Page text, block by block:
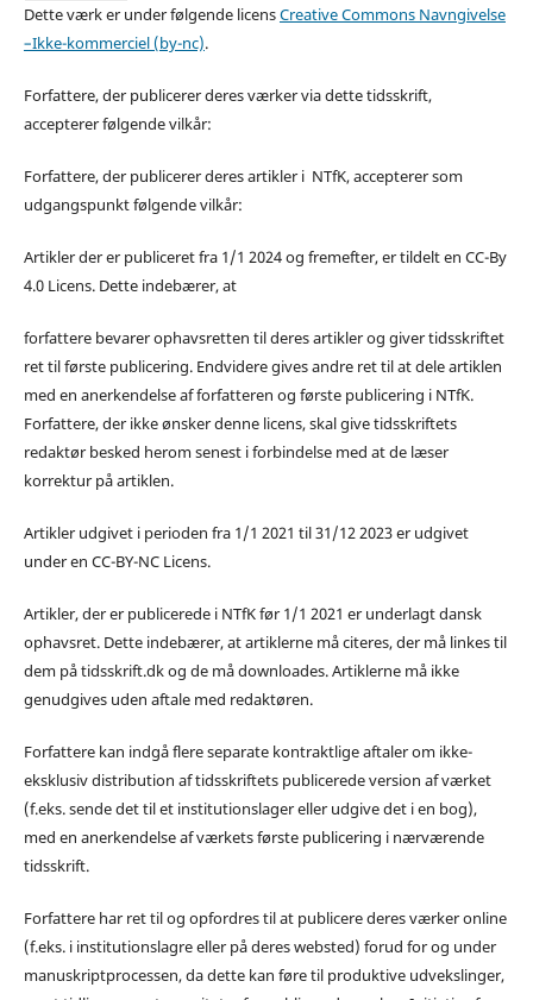
Dette værk er under følgende licensCreative Commons Navngivelse
–Ikke-kommerciel (by-nc).
Forfattere, der publicerer deres værker via dette tidsskrift,
accepterer følgende vilkår:
Forfattere, der publicerer deres artikler i NTfK, accepterer som
udgangspunkt følgende vilkår:
Artikler der er publiceret fra 1/1 2024 og fremefter, er tildelt en CC-By
4.0 Licens. Dette indebærer, at
forfattere bevarer ophavsretten til deres artikler og giver tidsskriftet
ret til første publicering. Endvidere gives andre ret til at dele artiklen
med en anerkendelse af forfatteren og første publicering i NTfK.
Forfattere, der ikke ønsker denne licens, skal give tidsskriftets
redaktør besked herom senest i forbindelse med at de læser
korrektur på artiklen.
Artikler udgivet i perioden fra 1/1 2021 til 31/12 2023 er udgivet
under en CC-BY-NC Licens.
Artikler, der er publicerede i NTfK før 1/1 2021 er underlagt dansk
ophavsret. Dette indebærer, at artiklerne må citeres, der må linkes til
dem på tidsskrift.dk og de må downloades. Artiklerne må ikke
genudgives uden aftale med redaktøren.
Forfattere kan indgå flere separate kontraktlige aftaler om ikke-
eksklusiv distribution af tidsskriftets publicerede version af værket
(f.eks. sende det til et institutionslager eller udgive det i en bog),
med en anerkendelse af værkets første publicering i nærværende
tidsskrift.
Forfattere har ret til og opfordres til at publicere deres værker online
(f.eks. i institutionslagre eller på deres websted) forud for og under
manuskriptprocessen, da dette kan føre til produktive udvekslinger,